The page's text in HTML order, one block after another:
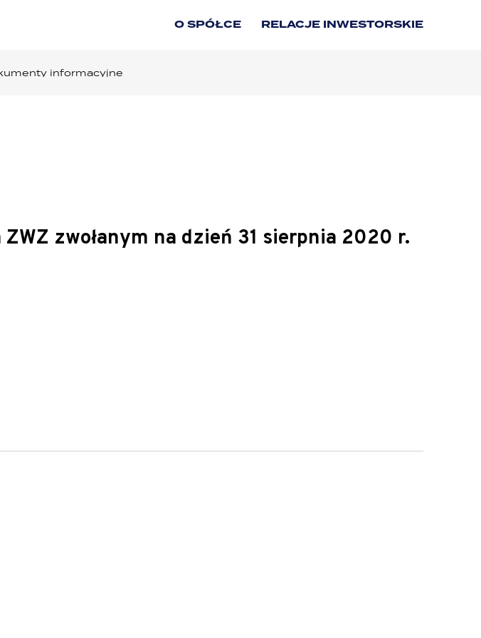
O SPÓŁCE RELACJE INWESTORSKIE
informacyjne
zwołanym na dzień 31 sierpnia 2020 r.